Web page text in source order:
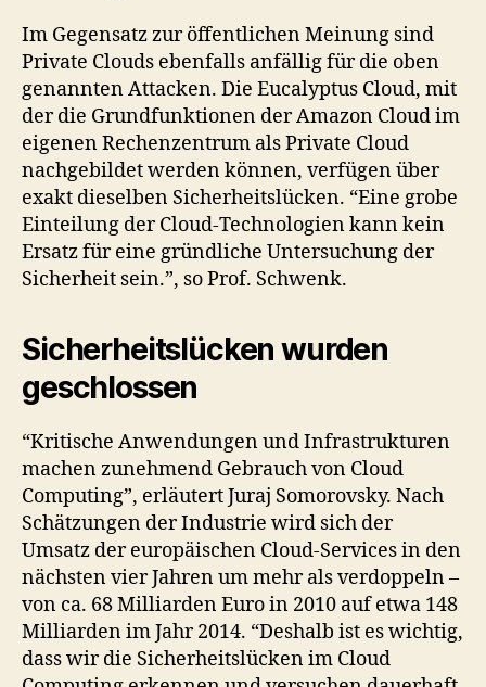
Im Gegensatz zur öffentlichen Meinung sind
Private Clouds ebenfalls anfällig für die oben
genannten Attacken. Die Eucalyptus Cloud, mit
der die Grundfunktionen der Amazon Cloud im
eigenen Rechenzentrum als Private Cloud
nachgebildet werden können, verfügen über
exakt dieselben Sicherheitslücken. “Eine grobe
Einteilung der Cloud-Technologien kann kein
Ersatz für eine gründliche Untersuchung der
Sicherheit sein.”, so Prof. Schwenk.
Sicherheitslücken wurden
geschlossen
“Kritische Anwendungen und Infrastrukturen
machen zunehmend Gebrauch von Cloud
Computing”, erläutert Juraj Somorovsky. Nach
Schätzungen der Industrie wird sich der
Umsatz der europäischen Cloud-Services in den
nächsten vier Jahren um mehr als verdoppeln –
von ca. 68 Milliarden Euro in 2010 auf etwa 148
Milliarden im Jahr 2014. “Deshalb ist es wichtig,
dass wir die Sicherheitslücken im Cloud